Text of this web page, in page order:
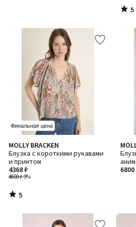
5
/
Финальная цена
MOLLY BRACKEN
Блузка с короткими рукавами
и принтом
4800 ₽-9%
4368 ₽
5
/
5
5
/
6800